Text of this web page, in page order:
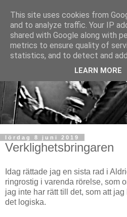
lördag 8 juni 2019
Verklighetsbringaren
Idag rättade jag en sista rad i
ringrostig i varenda rörelse, som
jag inte har rätt till det, som att
det logiska.
This site uses cookies from
and to analyze traffic. Your IP
shared with Google along with
metrics to ensure quality of
statistics, and to detect and
LEARN MORE